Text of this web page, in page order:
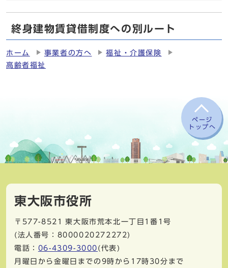
終身建物賃貸借制度への別ルート
ホーム 事業者の方へ
福祉・介護保険
高齢者福祉
ページ
トップへ
東大阪市役所
〒577-8521
東大阪市荒本北一丁目1番1号
(法人番号：8000020272272)
電話： 06-4309-3000 (代表)
月曜日から金曜日までの9時から17時30分まで